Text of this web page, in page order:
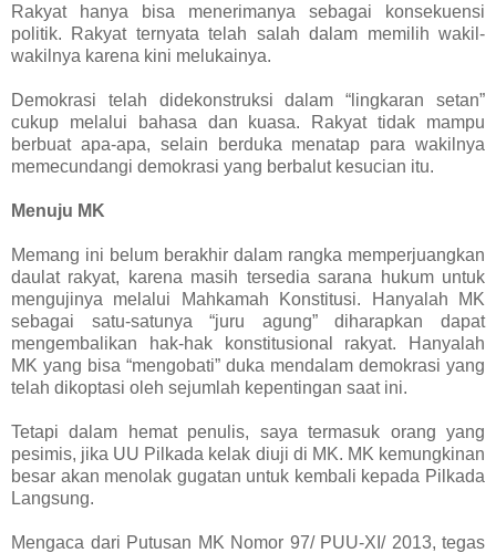
Rakyat hanya bisa menerimanya sebagai konsekuensi
politik. Rakyat ternyata telah salah dalam memilih wakil-
wakilnya karena kini melukainya.
Demokrasi telah didekonstruksi dalam “lingkaran setan”
cukup melalui bahasa dan kuasa. Rakyat tidak mampu
berbuat apa-apa, selain berduka menatap para wakilnya
memecundangi demokrasi yang berbalut kesucian itu.
Menuju MK
Memang ini belum berakhir dalam rangka memperjuangkan
daulat rakyat, karena masih tersedia sarana hukum untuk
mengujinya melalui Mahkamah Konstitusi. Hanyalah MK
sebagai satu-satunya “juru agung” diharapkan dapat
mengembalikan hak-hak konstitusional rakyat. Hanyalah
MK yang bisa “mengobati” duka mendalam demokrasi yang
telah dikoptasi oleh sejumlah kepentingan saat ini.
Tetapi dalam hemat penulis, saya termasuk orang yang
pesimis, jika UU Pilkada kelak diuji di MK. MK kemungkinan
besar akan menolak gugatan untuk kembali kepada Pilkada
Langsung.
Mengaca dari Putusan MK Nomor 97/ PUU-XI/ 2013, tegas